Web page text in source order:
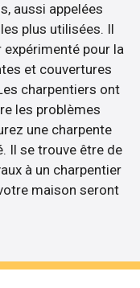
aussi appelées
plus utilisées. Il
pour la
et couvertures
charpentiers ont
les problèmes
une charpente
Il se trouve être de
à un charpentier
maison seront